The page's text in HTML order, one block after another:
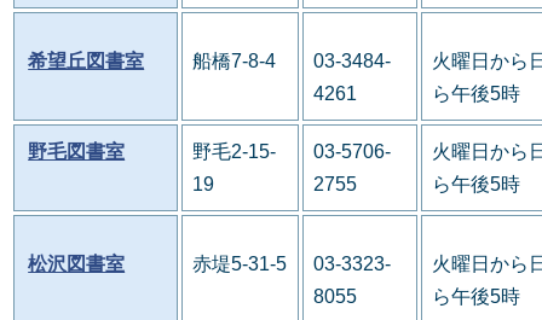
希望丘図書室 船橋7-8-4
03-3484-
4261
火曜日から
ら午後5時
野毛図書室
野毛2-15-
19
03-5706-
2755
火曜日から
ら午後5時
松沢図書室 赤堤5-31-5
03-3323-
8055
火曜日から
ら午後5時